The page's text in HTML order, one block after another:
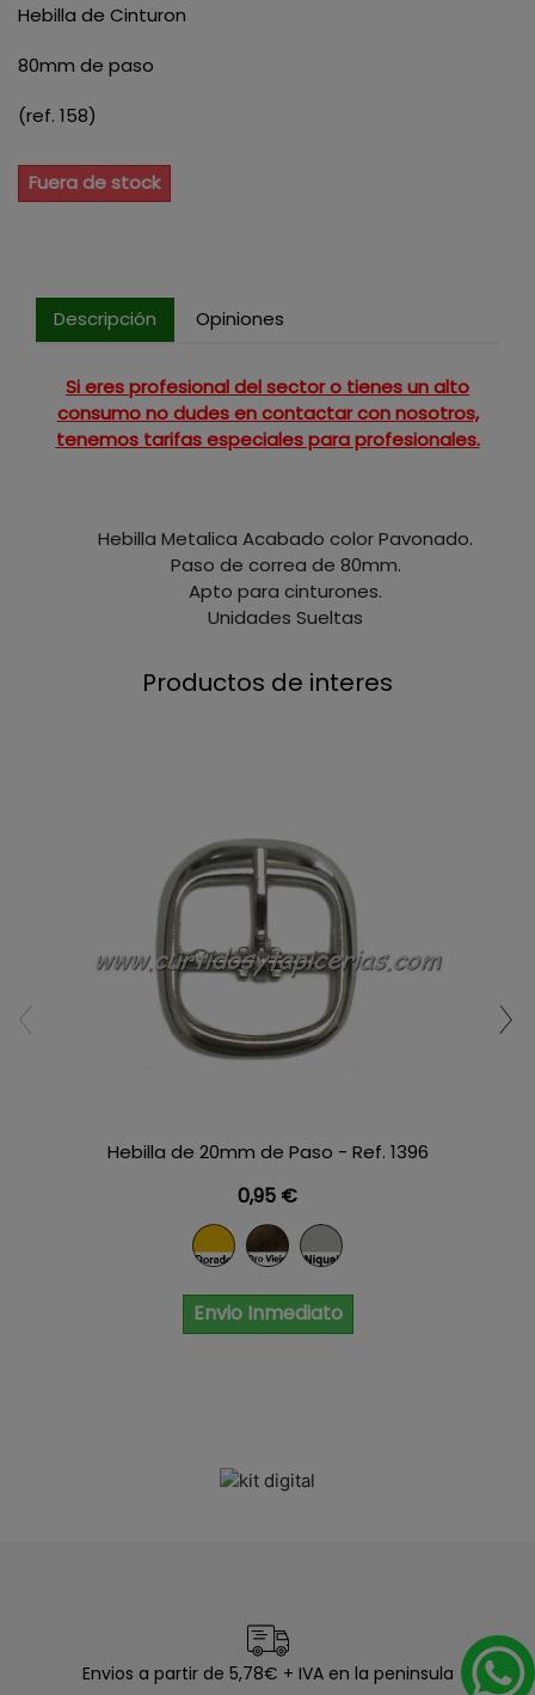
Hebilla de Cinturon
80mm de paso
(ref. 158)
Fuera de stock
Descripción Opiniones
Si eres profesional del sector o tienes un alto
consumo no dudes en contactar con nosotros,
tenemos tarifas especiales para profesionales.
Hebilla Metalica Acabado color Pavonado.
Paso de correa de 80mm.
Apto para cinturones.
Unidades Sueltas
Productos de interes
Hebilla de 20mm de Paso - Ref. 1396
Precio
0,95 €
DoradoOro ViejoNiquel
Envio Inmediato
Envios a partir de 5,78€ + IVA en la peninsula